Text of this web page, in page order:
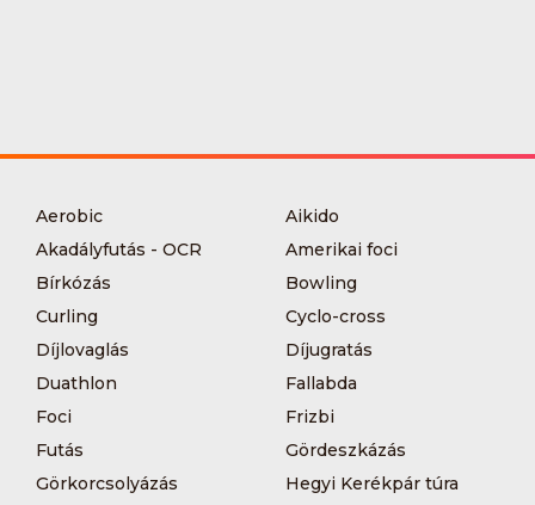
Aerobic
Aikido
Akadályfutás - OCR
Amerikai foci
Bírkózás
Bowling
Curling
Cyclo-cross
Díjlovaglás
Díjugratás
Duathlon
Fallabda
Foci
Frizbi
Futás
Gördeszkázás
Görkorcsolyázás
Hegyi Kerékpár túra